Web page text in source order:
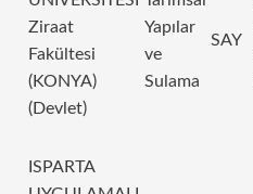
Ziraat
Fakültesi
(KONYA)
(Devlet)
Yapılar
ve
Sulama
SAY
ISPARTA